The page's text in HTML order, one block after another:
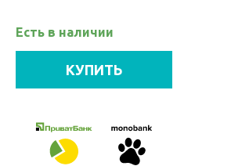
Есть в наличии
КУПИТЬ